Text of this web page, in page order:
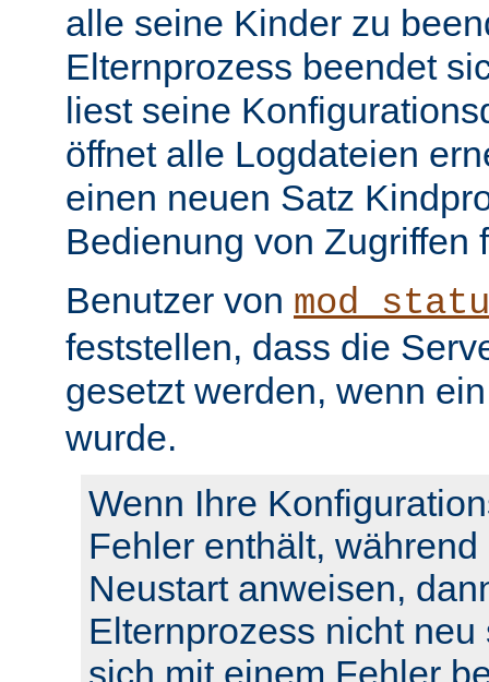
alle seine Kinder zu
Elternprozess beendet
liest seine
öffnet alle Logdateien
einen neuen Satz
Bedienung von Zugriffen
Benutzer von
feststellen, dass die
gesetzt werden, wenn
wurde.
Wenn Ihre
Fehler enthält,
Neustart anweisen,
Elternprozess nicht
sich mit einem Fehler